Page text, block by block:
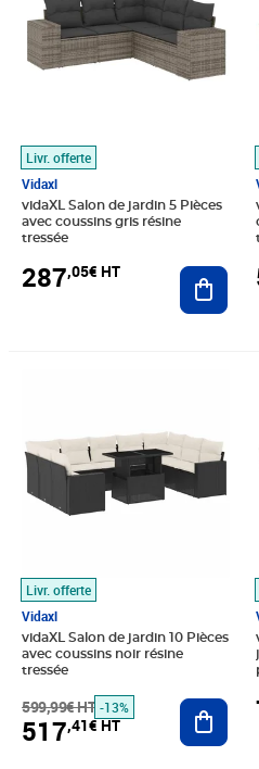
Livr. offerte
Vidaxl
vidaXL Salon de jardin 5 Pièces
avec coussins gris résine
tressée
287,05€ HT
Livr. offerte
Vidaxl
vidaXL Salon de jardin 10 Pièces
avec coussins noir résine
tressée
599,99€ HT -13%
517,41€ HT